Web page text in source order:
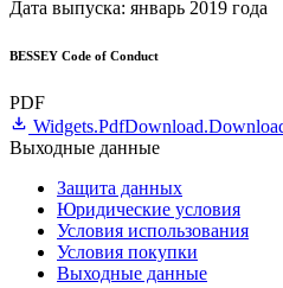
Дата выпуска: январь 2019 года
BESSEY Code of Conduct
PDF
Выходные данные
Защита данных
Юридические условия
Условия использования
Условия покупки
Выходные данные